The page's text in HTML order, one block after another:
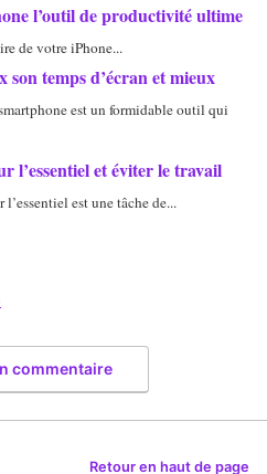
l’outil de productivité ultime
de votre iPhone...
temps d’écran et mieux
est un formidable outil qui
l’essentiel et éviter le travail
l’essentiel est une tâche de...
commentaire
Retour en haut de page